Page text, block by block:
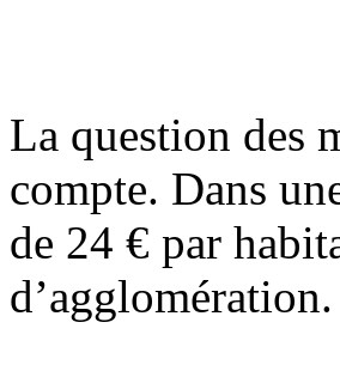
La question des
compte. Dans
de 24 € par
d’agglomération.